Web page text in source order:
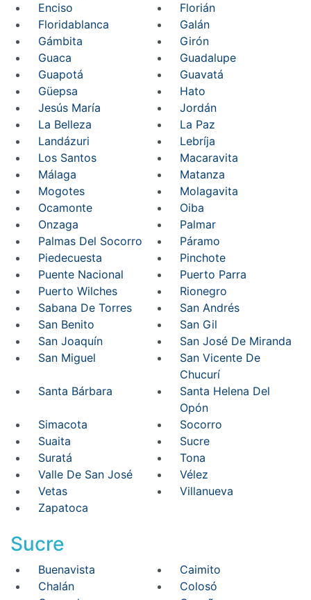
Enciso
Florián
Floridablanca
Galán
Gámbita
Girón
Guaca
Guadalupe
Guapotá
Guavatá
Güepsa
Hato
Jesús María
Jordán
La Belleza
La Paz
Landázuri
Lebríja
Los Santos
Macaravita
Málaga
Matanza
Mogotes
Molagavita
Ocamonte
Oiba
Onzaga
Palmar
Palmas Del Socorro
Páramo
Piedecuesta
Pinchote
Puente Nacional
Puerto Parra
Puerto Wilches
Rionegro
Sabana De Torres
San Andrés
San Benito
San Gil
San Joaquín
San José De Miranda
San Miguel
San Vicente De
Chucurí
Santa Bárbara
Santa Helena Del
Opón
Simacota
Socorro
Suaita
Sucre
Suratá
Tona
Valle De San José
Vélez
Vetas
Villanueva
Zapatoca
Sucre
Buenavista
Caimito
Chalán
Colosó